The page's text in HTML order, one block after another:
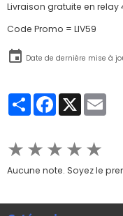
Livraison gratuite en
Code Promo = LIV59
Date de dernière mise à
PartagerFacebook
X
★★★★★
Aucune note. Soyez le